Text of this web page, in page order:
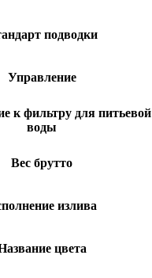
подводки
Управление
к фильтру для питьевой
воды
Вес брутто
излива
цвета